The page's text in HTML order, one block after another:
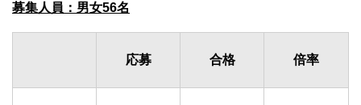
募集人員：男女56名
応募 合格 倍率